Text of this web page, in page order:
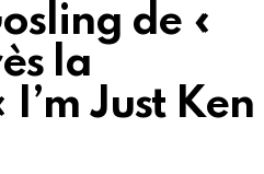
de «
la
Just Ken